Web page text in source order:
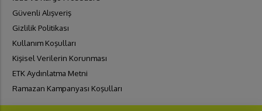
Güvenli Alışveriş
Gizlilik Politikası
Kullanım Koşulları
Kişisel Verilerin Korunması
ETK Aydınlatma Metni
Ramazan Kampanyası Koşulları